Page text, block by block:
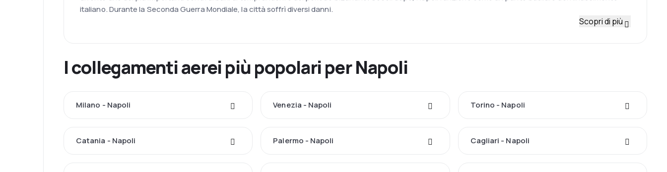
italiano. Durante la Seconda Guerra Mondiale, la città soffrì diversi danni.
Scopri di più
I collegamenti aerei più popolari per Napoli
Milano - Napoli Venezia - Napoli Torino - Napoli
Catania - Napoli Palermo - Napoli Cagliari - Napoli